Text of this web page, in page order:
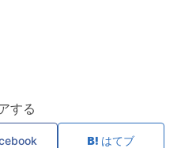
する
はてブ